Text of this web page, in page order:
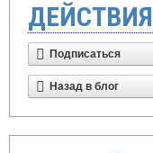
ДЕЙСТВИЯ
Подписаться
Назад в блог